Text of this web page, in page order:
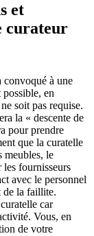
et
curateur
convoqué à une
en
soit pas requise.
la « descente de
pour prendre
que la curatelle
meubles, le
les fournisseurs
avec le personnel
de la faillite.
car
Vous, en
de votre